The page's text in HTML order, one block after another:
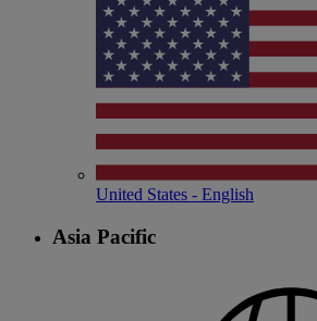
United States - English
Asia Pacific